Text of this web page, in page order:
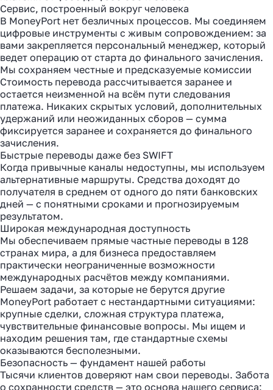
Сервис, построенный вокруг человека
В MoneyPort нет безличных процессов. Мы соединяем
цифровые инструменты с живым сопровождением: за
вами закрепляется персональный менеджер, который
ведет операцию от старта до финального зачисления.
Мы сохраняем честные и предсказуемые комиссии
Стоимость перевода рассчитывается заранее и
остается неизменной на всём пути следования
платежа. Никаких скрытых условий, дополнительных
удержаний или неожиданных сборов — сумма
фиксируется заранее и сохраняется до финального
зачисления.
Быстрые переводы даже без SWIFT
Когда привычные каналы недоступны, мы используем
альтернативные маршруты. Средства доходят до
получателя в среднем от одного до пяти банковских
дней — с понятными сроками и прогнозируемым
результатом.
Широкая международная доступность
Мы обеспечиваем прямые частные переводы в 128
странах мира, а для бизнеса предоставляем
практически неограниченные возможности
международных расчётов между компаниями.
Решаем задачи, за которые не берутся другие
MoneyPort работает с нестандартными ситуациями:
крупные сделки, сложная структура платежа,
чувствительные финансовые вопросы. Мы ищем и
находим решения там, где стандартные схемы
оказываются бесполезными.
Безопасность — фундамент нашей работы
Тысячи клиентов доверяют нам свои переводы. Забота
о сохранности средств — это основа нашего сервиса: